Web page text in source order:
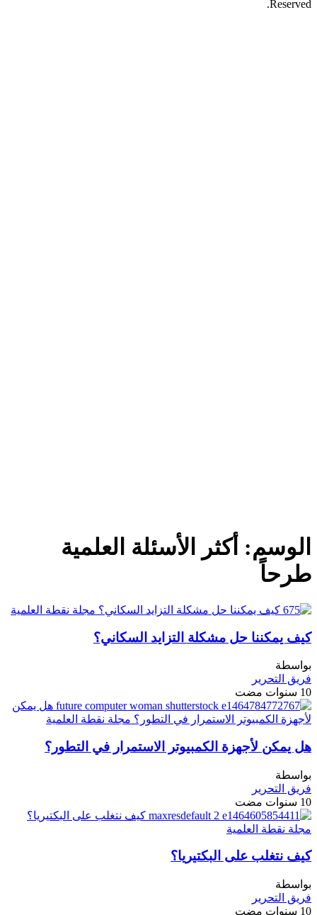
Reserved.
الوسم: أكثر الأسئلة العلمية
طرحاً
كيف يمكننا حل مشكلة التزايد السكاني؟
بواسطة
فريق التحرير
10 سنوات مضت
هل يمكن لأجهزة الكمبيوتر الاستمرار في التطور؟
بواسطة
فريق التحرير
10 سنوات مضت
كيف نتغلب على البكتيريا؟
بواسطة
فريق التحرير
10 سنوات مضت